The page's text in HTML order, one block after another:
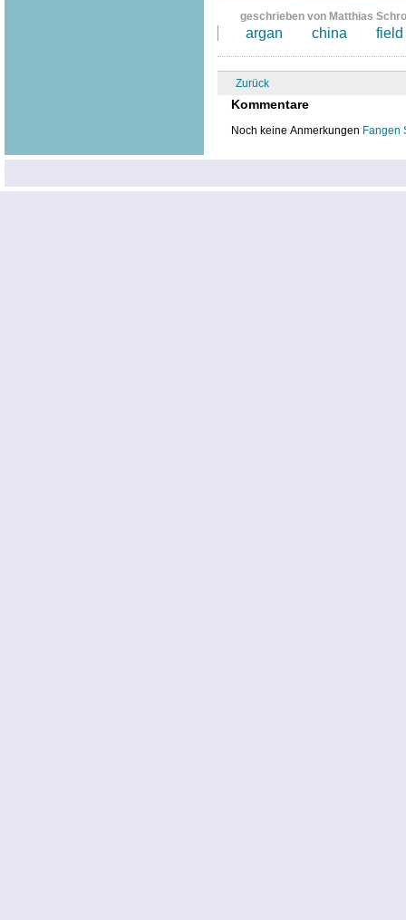
geschrieben von Matthias
argan china field
Zurück
Kommentare
Noch keine Anmerkungen Fangen